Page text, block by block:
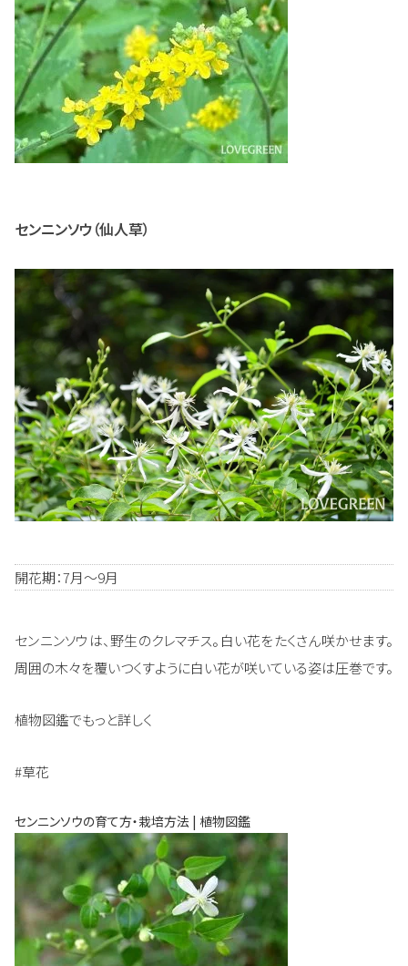
センニンソウ（仙人草）
開花期：7月～9月
センニンソウは、野生のクレマチス。白い花をたくさん咲かせます。
周囲の木々を覆いつくすように白い花が咲いている姿は圧巻です。
植物図鑑でもっと詳しく
#草花
センニンソウの育て方・栽培方法 | 植物図鑑